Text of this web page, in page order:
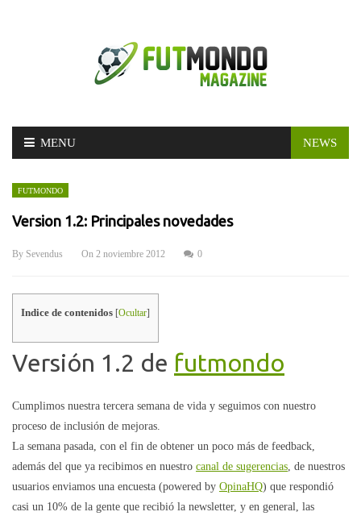
Skip
MENU NEWS
FUTMONDO
Version 1.2: Principales novedades
By Sevendus On 2 noviembre 2012 0
Indice de contenidos [Ocultar]
Versión 1.2 de futmondo
Cumplimos nuestra tercera semana de vida y seguimos con nuestro
proceso de inclusión de mejoras.
La semana pasada, con el fin de obtener un poco más de feedback,
además del que ya recibimos en nuestro canal de sugerencias, de nuestros
usuarios enviamos una encuesta (powered by OpinaHQ) que respondió
casi un 10% de la gente que recibió la newsletter, y en general, las